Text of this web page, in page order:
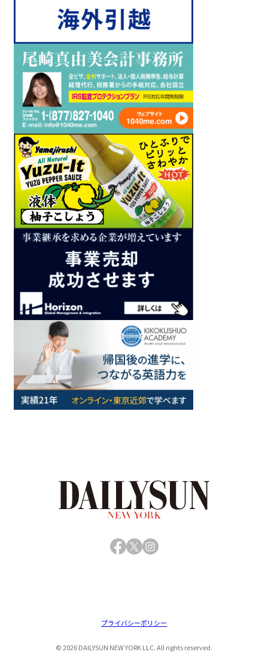
Facebook
X Instagram
© 2026 DAILYSUN NEW YORK LLC. All rights reserved.
プライバシーポリシー